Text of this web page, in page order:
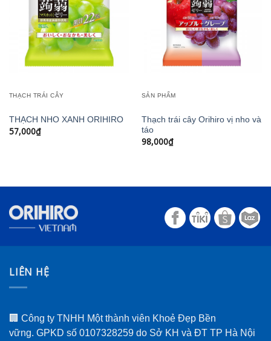
Add to
wishlist
THẠCH TRÁI CÂY
THẠCH NHO XANH ORIHIRO
57,000₫
Add to
wishlist
SẢN PHẨM
Thạch trái cây Orihiro vị nho và
táo
98,000₫
LIÊN HỆ
🏢 Công ty TNHH Một thành viên Khoẻ Đẹp Bền
vững. GPKD số 0107328259 do Sở KH và ĐT TP Hà Nội